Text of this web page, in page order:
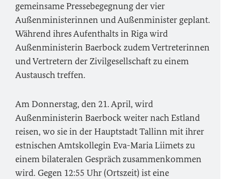
gemeinsame Pressebegegnung der vier
Außenministerinnen und Außenminister geplant.
Während ihres Aufenthalts in Riga wird
Außenministerin Baerbock zudem Vertreterinnen
und Vertretern der Zivilgesellschaft zu einem
Austausch treffen.
Am Donnerstag, den 21. April, wird
Außenministerin Baerbock weiter nach Estland
reisen, wo sie in der Hauptstadt Tallinn mit ihrer
estnischen Amtskollegin Eva-Maria Liimets zu
einem bilateralen Gespräch zusammenkommen
wird. Gegen 12:55 Uhr (Ortszeit) ist eine